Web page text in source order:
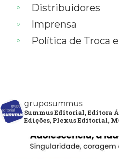
Distribuidores
Imprensa
Política de Troca
gruposummus
Summus Editorial, Editora
Edições, Plexus Editorial,